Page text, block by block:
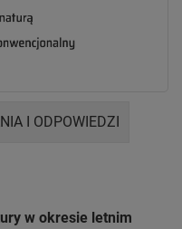
I ODPOWIEDZI
w okresie letnim